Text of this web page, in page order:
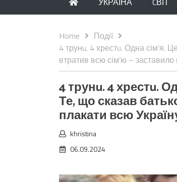
Home
Події
4 трунu. 4 хрестu. Одна сім’я.
втратив всю сім’ю –
4 трунu. 4 хрестu.
Те, що сказав
плакати всю
khristina
06.09.2024